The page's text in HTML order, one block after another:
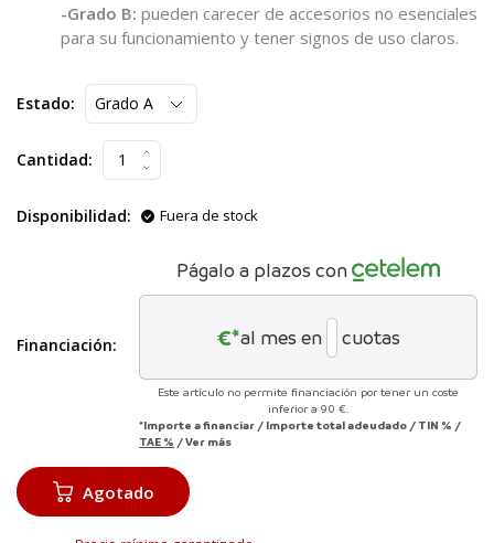
-Grado B: pueden carecer de accesorios no esenciales
para su funcionamiento y tener signos de uso claros.
Estado:
Cantidad:
Disponibilidad: Fuera de stock
Financiación:
Págalo a plazos con
€*al mes en cuotas
Este artículo no permite financiación por tener un coste
inferior a 90 €.
*Importe a financiar / Importe total adeudado / TIN % /
TAE % /Ver más
Agotado